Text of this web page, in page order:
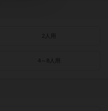
2人用
4～8人用